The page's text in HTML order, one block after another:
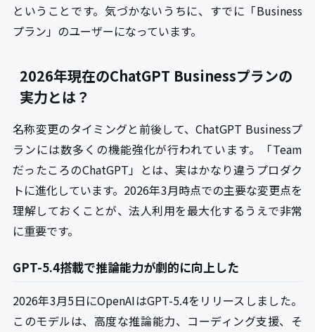
ということです。気づかないうちに、すでに「Business
プラン」のユーザーになっています。
2026年現在のChatGPT Businessプランの
実力とは？
名称変更のタイミングと前後して、ChatGPT Businessプ
ランには数多くの機能強化が行われています。「Team
だったころのChatGPT」とは、実はかなり違うプロダク
トに進化しています。2026年3月時点での主要な変更点を
理解しておくことが、法人利用を最大化するうえで非常
に重要です。
GPT-5.4搭載で推論能力が劇的に向上した
2026年3月5日にOpenAIはGPT-5.4をリリースしました。
このモデルは、高度な推論能力、コーディング支援、そ